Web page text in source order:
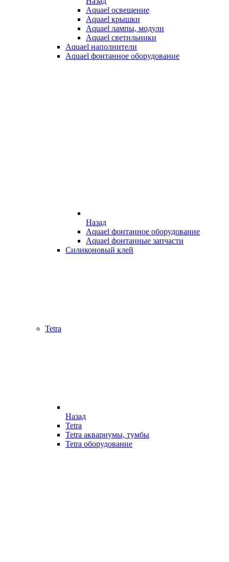
Aquael освещение
Aquael крышки
Aquael лампы, модули
Aquael светильники
Aquael наполнители
Aquael фонтанное оборудование
Назад
Aquael фонтанное оборудование
Aquael фонтанные запчасти
Силиконовый клей
Tetra
Назад
Tetra
Tetra аквариумы, тумбы
Tetra оборудование